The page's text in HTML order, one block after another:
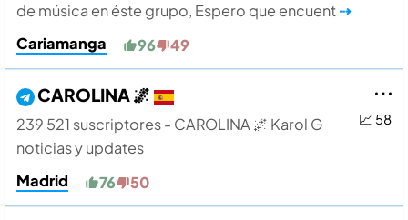
de música en éste grupo, Espero que encuent⇢
Cariamanga
96 49
📈 58
CAROLINA 🌌
239 521 suscriptores - CAROLINA 🌌 Karol G
noticias y updates
Madrid
76 50